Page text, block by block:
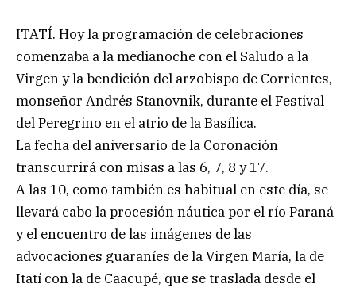
ITATÍ. Hoy la programación de celebraciones
comenzaba a la medianoche con el Saludo a la
Virgen y la bendición del arzobispo de Corrientes,
monseñor Andrés Stanovnik, durante el Festival
del Peregrino en el atrio de la Basílica.
La fecha del aniversario de la Coronación
transcurrirá con misas a las 6, 7, 8 y 17.
A las 10, como también es habitual en este día, se
llevará cabo la procesión náutica por el río Paraná
y el encuentro de las imágenes de las
advocaciones guaraníes de la Virgen María, la de
Itatí con la de Caacupé, que se traslada desde el